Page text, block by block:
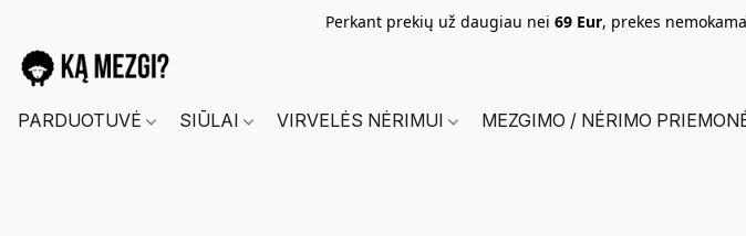
Perkant prekių už daugiau nei 69 Eur, prekes
PARDUOTUVĖ SIŪLAI VIRVELĖS NĖRIMUI MEZGIMO / NĖRIMO